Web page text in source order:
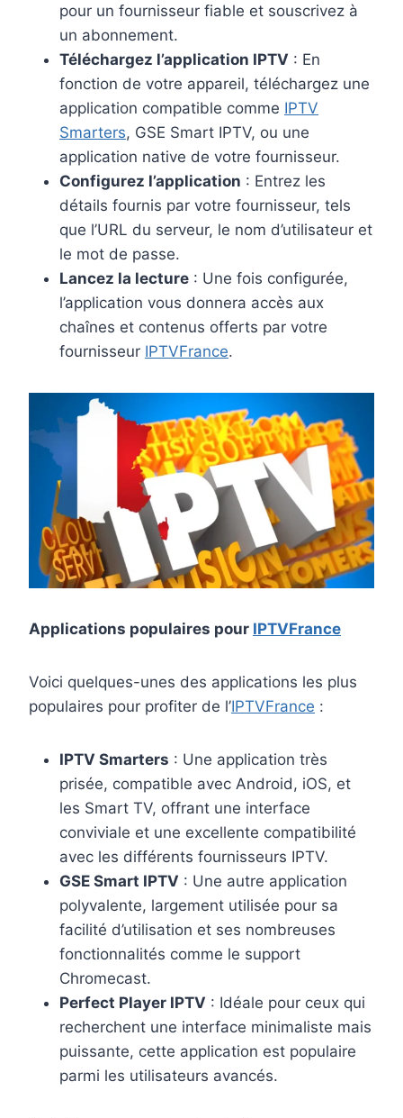
pour un fournisseur fiable et souscrivez à
un abonnement.
Téléchargez l’application IPTV : En
fonction de votre appareil, téléchargez une
application compatible comme IPTV
Smarters, GSE Smart IPTV, ou une
application native de votre fournisseur.
Configurez l’application : Entrez les
détails fournis par votre fournisseur, tels
que l’URL du serveur, le nom d’utilisateur et
le mot de passe.
Lancez la lecture : Une fois configurée,
l’application vous donnera accès aux
chaînes et contenus offerts par votre
fournisseur IPTVFrance.
Applications populaires pour IPTVFrance
Voici quelques-unes des applications les plus
populaires pour profiter de l’IPTVFrance :
IPTV Smarters : Une application très
prisée, compatible avec Android, iOS, et
les Smart TV, offrant une interface
conviviale et une excellente compatibilité
avec les différents fournisseurs IPTV.
GSE Smart IPTV : Une autre application
polyvalente, largement utilisée pour sa
facilité d’utilisation et ses nombreuses
fonctionnalités comme le support
Chromecast.
Perfect Player IPTV : Idéale pour ceux qui
recherchent une interface minimaliste mais
puissante, cette application est populaire
parmi les utilisateurs avancés.